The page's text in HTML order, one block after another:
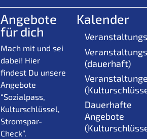
Angebote
für dich
Mach mit und sei
dabei! Hier
findest Du unsere
Angebote
“Sozialpass,
Kulturschlüssel,
Stromspar-
Check”.
Kalender
(dauerhaft)
Dauerhafte
Angebote